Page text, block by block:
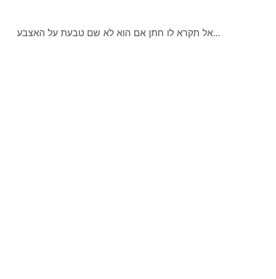
אל תקרא לו חתן אם הוא לא שם טבעת על האצבע...